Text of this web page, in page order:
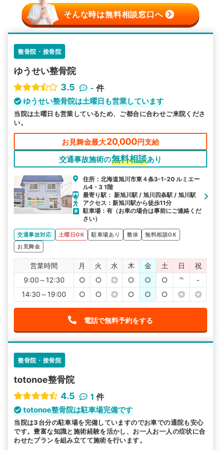
そんな時は無料相談窓口へ
整骨院・接骨院
ゆうせい整骨院
3.5
- 件
ゆうせい整骨院は土曜日も営業しています
当院は土曜日も営業しているため、ご都合に合わせご来院くださ
い。
お見舞金最大20,000円支給
交通事故施術の無料相談あり
住所：北海道旭川市東４条3-1-20 ルミエー
ル4・3 1階
最寄り駅： 新旭川駅 / 旭川四条駅 / 旭川駅
アクセス：新旭川駅から徒歩11分
駐車場：有（お車の場合は事前にご連絡くだ
さい）
交通事故対応 土曜日OK 駐車場あり 整体
無料相談OK
お見舞金
営業時間 月 火 水 木 金 土 日
祝
9:00～12:30
○ ○ ◎ ○ ○ ○ ℡
-
14:30～19:00
○ ○ ◎ ○ ○ ○ ◎ ◎
電話で無料予約をする
整骨院・接骨院
totonoe整骨院
4.5
1 件
totonoe整骨院は駐車場完備です
当院は3台分の駐車場を完備していますのでお車での通院も安心
です。豊富な知識と施術経験を活かし、お一人お一人の症状に合
わせたプランを組み立てて施術を行います。